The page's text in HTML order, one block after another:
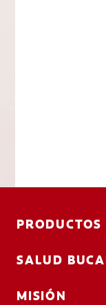
PRODUCTOS
SALUD
MISIÓN